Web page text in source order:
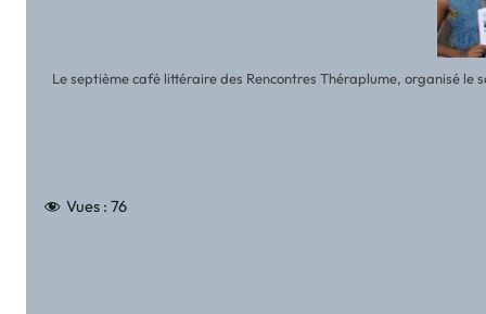
Le septième café littéraire des Rencontres Théraplume, organisé
Vues : 76